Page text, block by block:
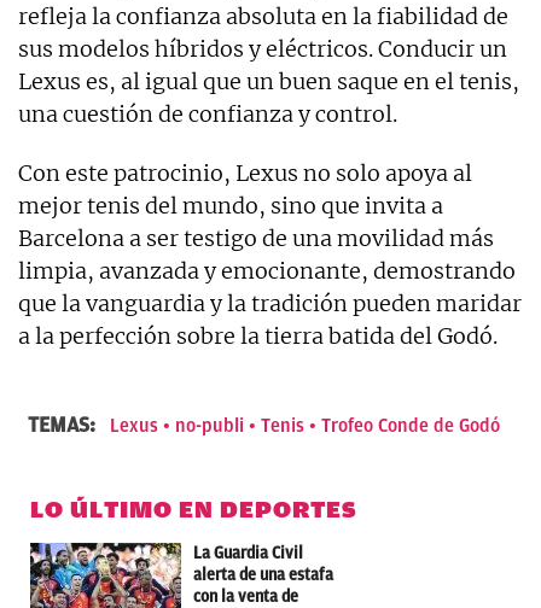
refleja la confianza absoluta en la fiabilidad de
sus modelos híbridos y eléctricos. Conducir un
Lexus es, al igual que un buen saque en el tenis,
una cuestión de confianza y control.
Con este patrocinio, Lexus no solo apoya al
mejor tenis del mundo, sino que invita a
Barcelona a ser testigo de una movilidad más
limpia, avanzada y emocionante, demostrando
que la vanguardia y la tradición pueden maridar
a la perfección sobre la tierra batida del Godó.
TEMAS: Lexus no-publi Tenis Trofeo Conde de Godó
LO ÚLTIMO EN DEPORTES
La Guardia Civil
alerta de una estafa
con la venta de